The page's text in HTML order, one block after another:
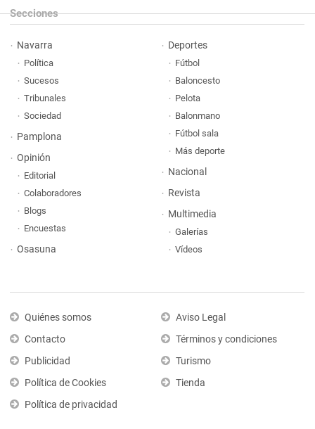
Secciones
Navarra
Política
Sucesos
Tribunales
Sociedad
Pamplona
Opinión
Editorial
Colaboradores
Blogs
Encuestas
Osasuna
Deportes
Fútbol
Baloncesto
Pelota
Balonmano
Fútbol sala
Más deporte
Nacional
Revista
Multimedia
Galerías
Vídeos
Quiénes somos
Contacto
Publicidad
Política de Cookies
Política de privacidad
Aviso Legal
Términos y condiciones
Turismo
Tienda